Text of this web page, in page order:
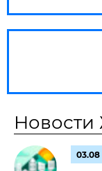
03.08